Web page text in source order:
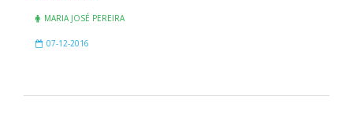
MARIA JOSÉ PEREIRA
07-12-2016